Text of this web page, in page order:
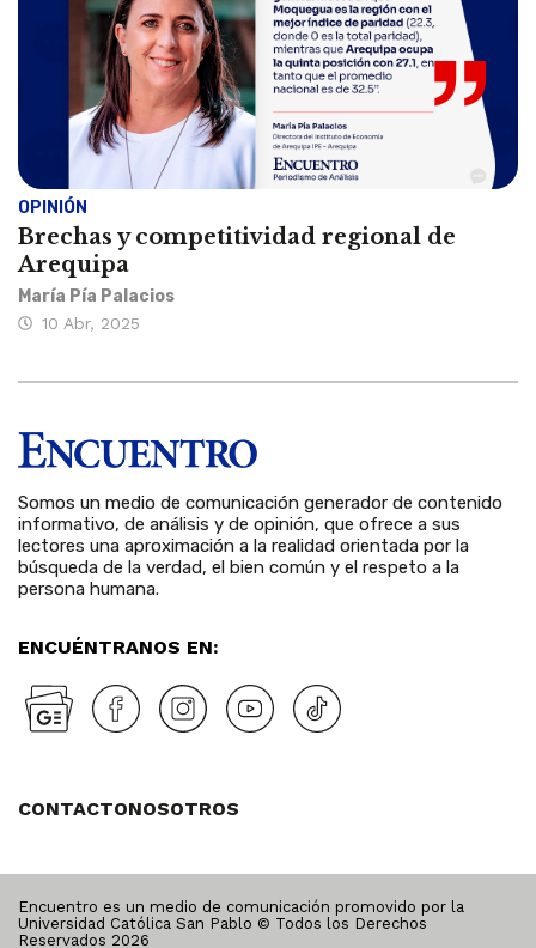
OPINIÓN
Brechas y competitividad regional de
Arequipa
María Pía Palacios
10 Abr, 2025
Somos un medio de comunicación generador de contenido
informativo, de análisis y de opinión, que ofrece a sus
lectores una aproximación a la realidad orientada por la
búsqueda de la verdad, el bien común y el respeto a la
persona humana.
ENCUÉNTRANOS EN:
CONTACTONOSOTROS
Encuentro es un medio de comunicación promovido por la
Universidad Católica San Pablo © Todos los Derechos
Reservados 2026